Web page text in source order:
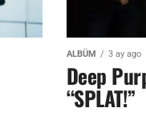
ALBÜM 3 ay ago
Deep
“SPLAT!”